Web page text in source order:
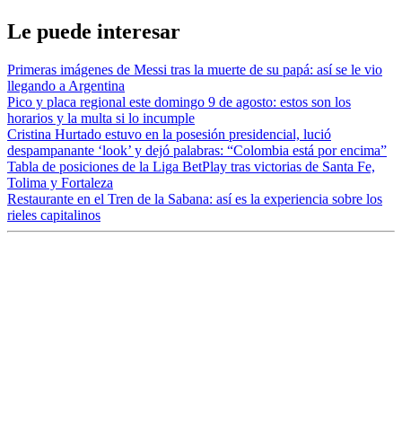
Le puede interesar
Primeras imágenes de Messi tras la muerte de su papá: así se le vio
llegando a Argentina
Pico y placa regional este domingo 9 de agosto: estos son los
horarios y la multa si lo incumple
Cristina Hurtado estuvo en la posesión presidencial, lució
despampanante ‘look’ y dejó palabras: “Colombia está por encima”
Tabla de posiciones de la Liga BetPlay tras victorias de Santa Fe,
Tolima y Fortaleza
Restaurante en el Tren de la Sabana: así es la experiencia sobre los
rieles capitalinos